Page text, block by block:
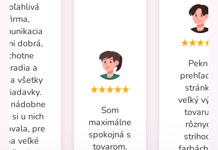
firma,
dobrá,
ochotne
poradia a
všetky
nádobne
si u nich
pre
veľké
Som
maximálne
spokojná s
tovarom.
Pekná
stránka,
veľký
tovaru v
rôznych
strihoch,